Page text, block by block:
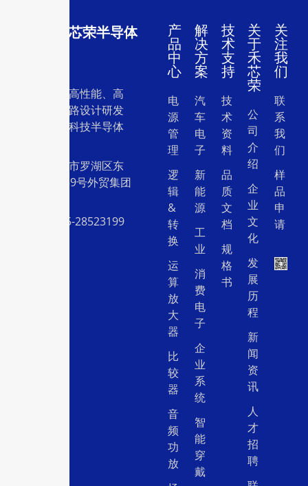
深圳市禾芯荣半导体
一家专注于高性能、高
质量集成电路设计研发
和销售的高科技半导体
地址：深圳市罗湖区东
门中兴路239号外贸集团
电话：0755-28523199
产
品
中
心
电
源
管
理
逻
辑
&
转
换
运
算
放
大
器
比
较
器
音
频
功
放
解
决
方
案
汽
车
电
子
新
能
源
工
业
消
费
电
子
企
业
系
统
智
能
穿
戴
技
术
支
持
技
术
资
料
品
质
文
档
规
格
书
关
于
禾
芯
荣
公
司
介
绍
企
业
文
化
发
展
历
程
新
闻
资
讯
人
才
招
聘
关
注
我
们
联
系
我
们
样
品
申
请